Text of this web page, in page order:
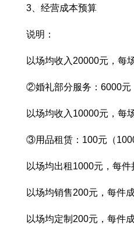
3、经营成本预算
说明：
以场均收入20000元，每
②婚礼部分服务：6000元
以场均收入10000元，每
③用品租赁：100元（
以场均出租1000元，每件
以场均销售200元，每件
以场均定制200元，每件